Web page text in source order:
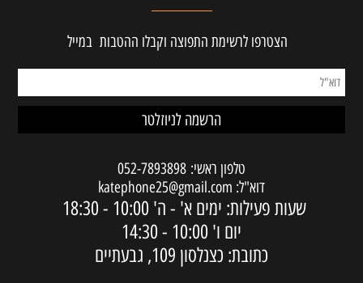
הצטרפו לרשימת התפוצה וקבלו ההטבות במייל
טלפון ראשי: 052-7893898
דוא"ל: katephone25@gmail.com
שעות פעילות: ימים א' - ה' 10:00 - 18:30
יום ו' 10:00 - 14:30
כתובת: כצנלסון 109, גבעתיים